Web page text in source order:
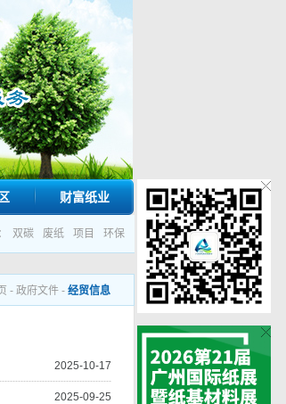
财富纸业
双碳 废纸 项目 环保
- 政府文件 - 经贸信息
2025-10-17
2025-09-25